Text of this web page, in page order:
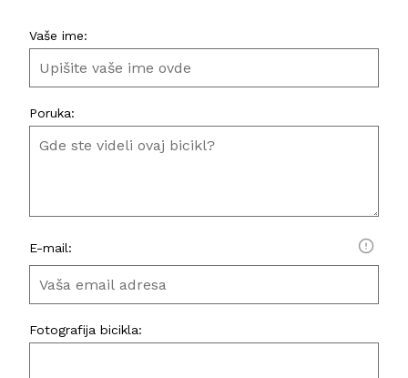
Vaše ime:
Poruka:
E-mail:
Fotografija bicikla: